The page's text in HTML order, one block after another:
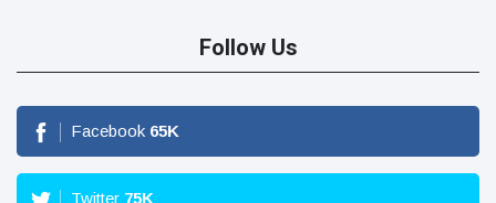
Follow Us
Facebook 65K
Twitter 75K